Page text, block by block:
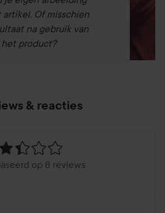
artikel. Of misschien
na gebruik van
het product?
& reacties
op 8 reviews